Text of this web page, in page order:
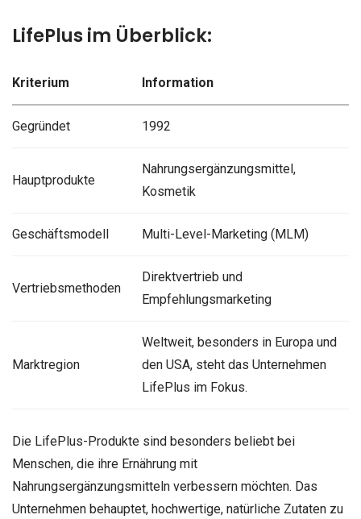
LifePlus im Überblick:
Kriterium Information
Gegründet 1992
Hauptprodukte
Nahrungsergänzungsmittel,
Kosmetik
Geschäftsmodell Multi-Level-Marketing (MLM)
Vertriebsmethoden
Direktvertrieb und
Empfehlungsmarketing
Marktregion
Weltweit, besonders in Europa und
den USA, steht das Unternehmen
LifePlus im Fokus.
Die LifePlus-Produkte sind besonders beliebt bei
Menschen, die ihre Ernährung mit
Nahrungsergänzungsmitteln verbessern möchten. Das
Unternehmen behauptet, hochwertige, natürliche Zutaten zu